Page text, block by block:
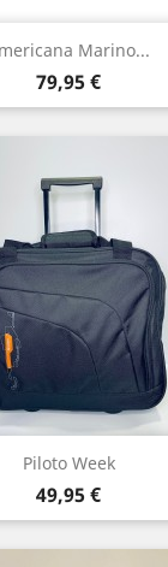
Marino...
Precio
79,95 €
Piloto Week
Precio
49,95 €